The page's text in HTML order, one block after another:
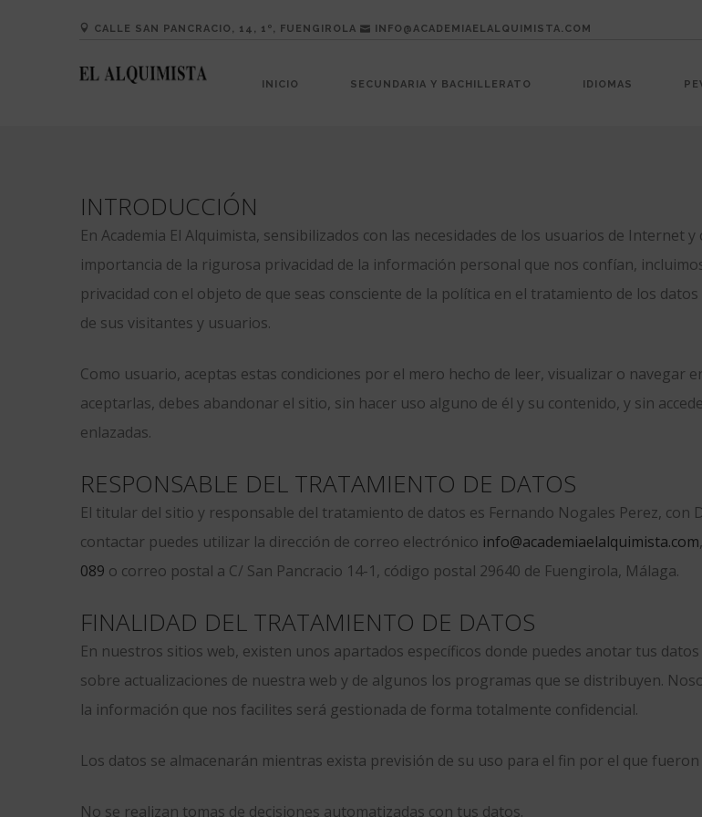
CALLE SAN PANCRACIO, 14, 1º, FUENGIROLA INFO@ACADEMIAELALQUIMISTA.COM
INICIO SECUNDARIA Y BACHILLERATO IDIOMAS
INTRODUCCIÓN
En Academia El Alquimista, sensibilizados con las necesidades de los usuarios de Internet y
importancia de la rigurosa privacidad de la información personal que nos confían,
privacidad con el objeto de que seas consciente de la política en el tratamiento de los
de sus visitantes y usuarios.
Como usuario, aceptas estas condiciones por el mero hecho de leer, visualizar o navegar
aceptarlas, debes abandonar el sitio, sin hacer uso alguno de él y su contenido, y sin
enlazadas.
RESPONSABLE DEL TRATAMIENTO DE DATOS
El titular del sitio y responsable del tratamiento de datos es Fernando Nogales Perez, con
contactar puedes utilizar la dirección de correo electrónico info@academiaelalquimista.com
089 o correo postal a C/ San Pancracio 14-1, código postal 29640 de Fuengirola, Málaga.
FINALIDAD DEL TRATAMIENTO DE DATOS
En nuestros sitios web, existen unos apartados específicos donde puedes anotar tus
sobre actualizaciones de nuestra web y de algunos los programas que se distribuyen.
la información que nos facilites será gestionada de forma totalmente confidencial.
Los datos se almacenarán mientras exista previsión de su uso para el fin por el que fueron
No se realizan tomas de decisiones automatizadas con tus datos.